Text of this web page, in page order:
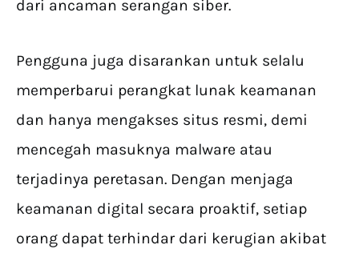
dari ancaman serangan siber.
Pengguna juga disarankan untuk selalu
memperbarui perangkat lunak keamanan
dan hanya mengakses situs resmi, demi
mencegah masuknya malware atau
terjadinya peretasan. Dengan menjaga
keamanan digital secara proaktif, setiap
orang dapat terhindar dari kerugian akibat